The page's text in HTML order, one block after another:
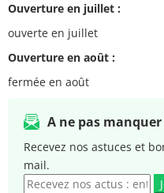
Ouverture en juillet :
ouverte en juillet
Ouverture en août :
fermée en août
A ne pas manquer
Recevez nos astuces et
mail.